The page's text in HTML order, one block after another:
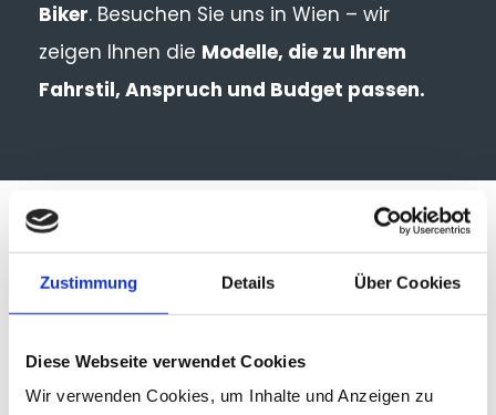
Zustimmung Details Über Cookies
Diese Webseite verwendet Cookies
Wir verwenden Cookies, um Inhalte und Anzeigen zu
Biker. Besuchen Sie uns in Wien – wir
zeigen Ihnen die Modelle, die zu Ihrem
Fahrstil, Anspruch und Budget passen.
QUALITÄT TRIFFT BERATUNG
so gut wie die Beratung, die davor